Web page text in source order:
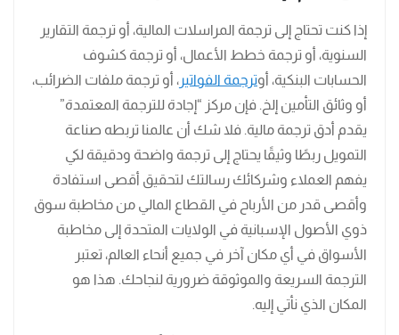
إذا كنت تحتاج إلى ترجمة المراسلات المالية، أو ترجمة التقارير
السنوية، أو ترجمة خطط الأعمال، أو ترجمة كشوف
الحسابات البنكية، أوترجمة الفواتير ، أو ترجمة ملفات الضرائب،
أو وثائق التأمين إلخ. فإن مركز “إجادة للترجمة المعتمدة”
يقدم أدق ترجمة مالية. فلا شك أن عالمنا تربطه صناعة
التمويل ربطًا وثيقًا يحتاج إلى ترجمة واضحة ودقيقة لكي
يفهم العملاء وشركائك رسالتك لتحقيق أقصى استفادة
وأقصى قدر من الأرباح في القطاع المالي من مخاطبة سوق
ذوي الأصول الإسبانية في الولايات المتحدة إلى مخاطبة
الأسواق في أي مكان آخر في جميع أنحاء العالم، تعتبر
الترجمة السريعة والموثوقة ضرورية لنجاحك. هذا هو
المكان الذي نأتي إليه.